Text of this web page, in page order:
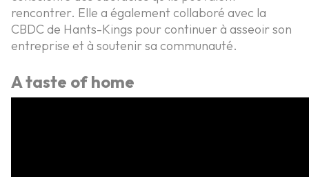
rencontrer. Elle a également collaboré avec la
CBDC de Hants-Kings pour continuer à asseoir son
entreprise et à soutenir sa communauté.
A taste of home